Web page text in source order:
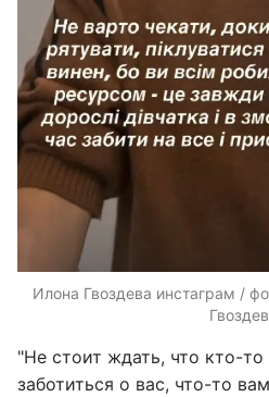
Илона Гвоздева инстаграм /
"Не стоит ждать, что кто-то
заботиться о вас, что-то